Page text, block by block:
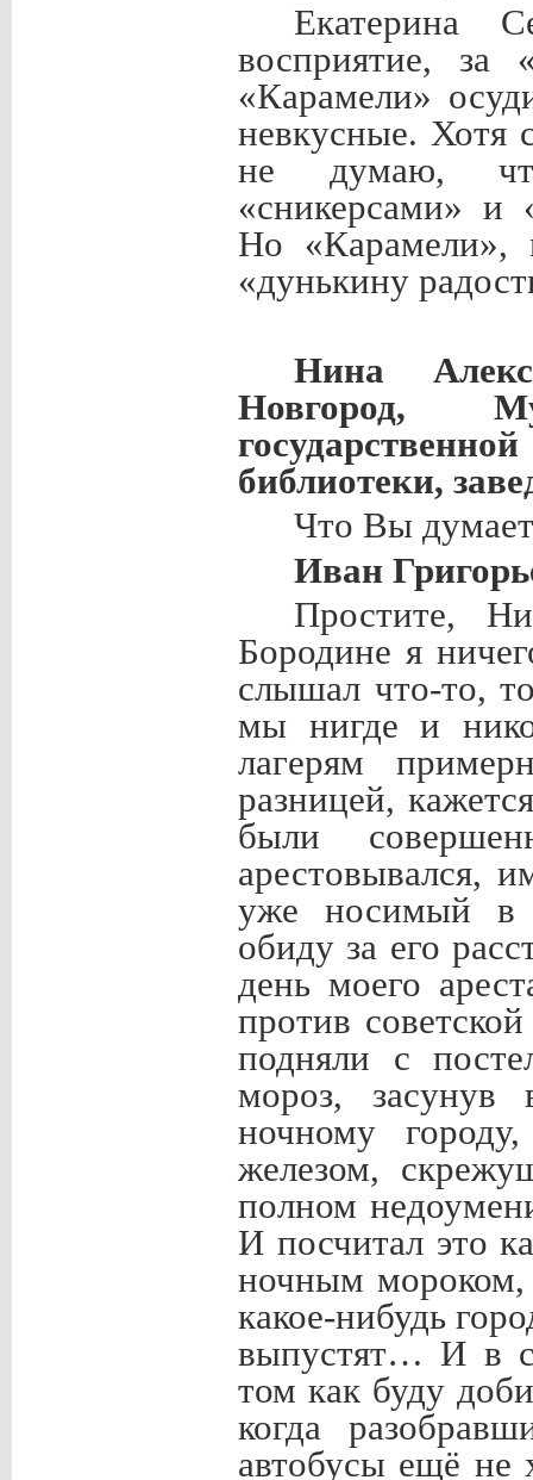
Екатерина
восприятие, за
«Карамели»
невкусные. Хотя
не думаю,
«сникерсами» и
Но «Карамели»,
«дунькину
Нина
Новгород,
библиотеки,
Что Вы
Иван
Простите,
Бородине я
слышал что-то,
мы нигде и
лагерям
разницей,
были
арестовывался,
уже носимый в
обиду за его
день моего
против
подняли с
мороз, засунув
ночному
железом,
полном
И посчитал это
ночным мороком,
какое-нибудь
выпустят… И в
том как буду
когда
автобусы ещё не